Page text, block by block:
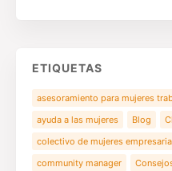
ETIQUETAS
asesoramiento para mujeres
ayuda a las mujeres
Blog
colectivo de mujeres
community manager